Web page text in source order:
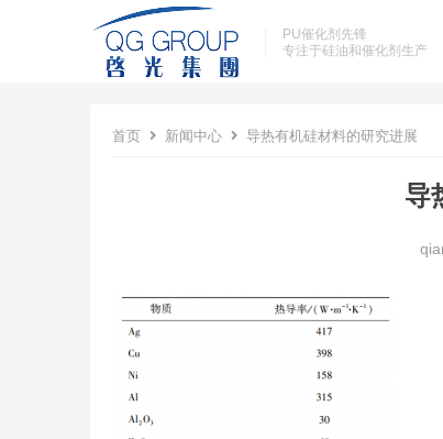
PU催化剂先锋
专注于硅油和催化剂生产
首页 新闻中心 导热有机硅材料的研究进展
导